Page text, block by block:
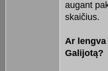
augant
skaičius.
Ar
Galijotą?